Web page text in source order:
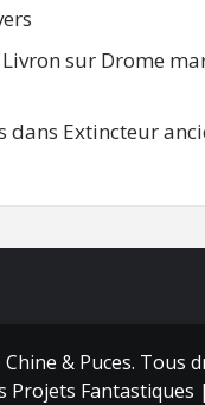
Livron sur Drome
dans Extincteur
& Puces. Tous
Projets Fantastiques |